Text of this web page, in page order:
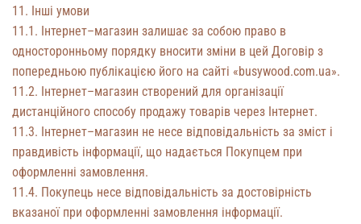
11. Інші умови
11.1. Інтернет–магазин залишає за собою право в
односторонньому порядку вносити зміни в цей Договір з
попередньою публікацією його на сайті «busywood.com.ua».
11.2. Інтернет–магазин створений для організації
дистанційного способу продажу товарів через Інтернет.
11.3. Інтернет–магазин не несе відповідальність за зміст і
правдивість інформації, що надається Покупцем при
оформленні замовлення.
11.4. Покупець несе відповідальність за достовірність
вказаної при оформленні замовлення інформації.